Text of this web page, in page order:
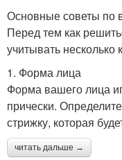
Основные советы по
Перед тем как
учитывать
1. Форма лица
Форма вашего лица
прически.
стрижку, которая
читать дальше →